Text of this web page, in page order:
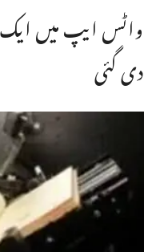
واٹس ایپ میں
دی گئی